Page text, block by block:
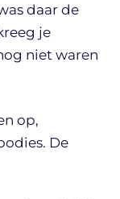
daar de
je
niet waren
op,
De